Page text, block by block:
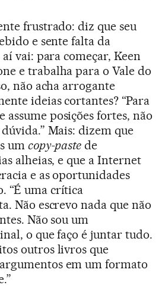
frustrado: diz que seu
e sente falta da
vai: para começar, Keen
e trabalha para o Vale do
não acha arrogante
ideias cortantes? “Para
assume posições fortes, não
Mais: dizem que
um copy-paste de
alheias, e que a Internet
e as oportunidades
“É uma crítica
Não escrevo nada que não
Não sou um
o que faço é juntar tudo.
outros livros que
em um formato